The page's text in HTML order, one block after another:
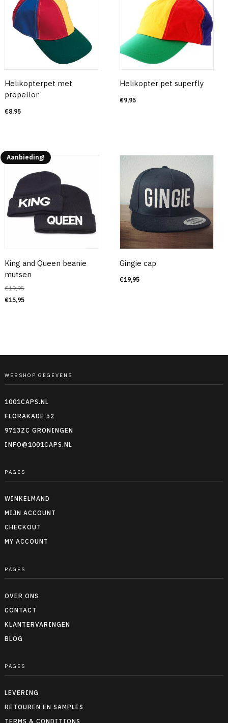
Helikopterpet met
propellor
€8,95
Helikopter pet superfly
€9,95
Aanbieding!
King and Queen beanie
mutsen
€19,95
€15,95
Gingie cap
€19,95
WEBSHOP GEGEVENS
1001CAPS.NL
FLORAKADE 52
9713ZC GRONINGEN
INFO@1001CAPS.NL
PAGES
WINKELMAND
MIJN ACCOUNT
CHECKOUT
MY ACCOUNT
PAGES
OVER ONS
CONTACT
KLANTERVARINGEN
BLOG
PAGES
LEVERING
RETOUREN EN SAMPLES
TERMS & CONDITIONS